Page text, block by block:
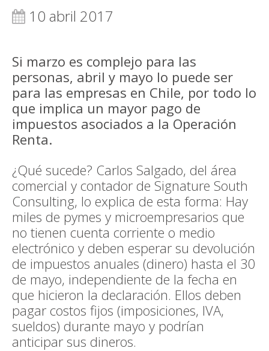
10 abril 2017
Si marzo es complejo para las
personas, abril y mayo lo puede ser
para las empresas en Chile, por todo lo
que implica un mayor pago de
impuestos asociados a la Operación
Renta.
¿Qué sucede? Carlos Salgado, del área
comercial y contador de Signature South
Consulting, lo explica de esta forma: Hay
miles de pymes y microempresarios que
no tienen cuenta corriente o medio
electrónico y deben esperar su devolución
de impuestos anuales (dinero) hasta el 30
de mayo, independiente de la fecha en
que hicieron la declaración. Ellos deben
pagar costos fijos (imposiciones, IVA,
sueldos) durante mayo y podrían
anticipar sus dineros.